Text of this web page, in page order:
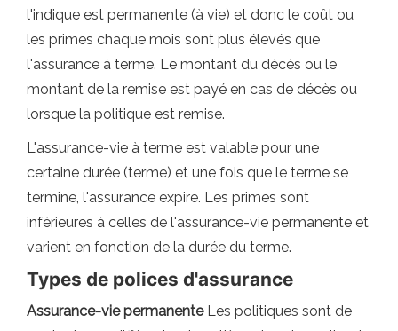
l'indique est permanente (à vie) et donc le coût ou
les primes chaque mois sont plus élevés que
l'assurance à terme. Le montant du décès ou le
montant de la remise est payé en cas de décès ou
lorsque la politique est remise.
L'assurance-vie à terme est valable pour une
certaine durée (terme) et une fois que le terme se
termine, l'assurance expire. Les primes sont
inférieures à celles de l'assurance-vie permanente et
varient en fonction de la durée du terme.
Types de polices d'assurance
Assurance-vie permanenteLes politiques sont de